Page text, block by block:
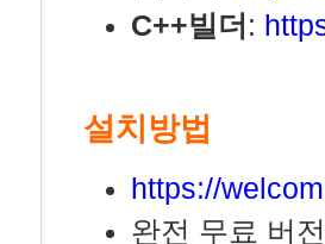
C++빌더 :
설치방법
https://
완전 무료 버